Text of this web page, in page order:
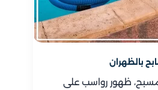
بالظهران
ظهور رواسب على